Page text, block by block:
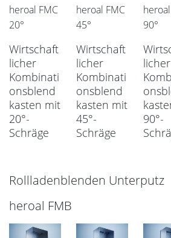
heroal FMC
20°
Wirtschaft
licher
Kombinati
onsblend
kasten mit
20°-
Schräge
heroal FMC
45°
Wirtschaft
licher
Kombinati
onsblend
kasten mit
45°-
Schräge
90°
licher
90°-
Rollladenblenden Unterputz
heroal FMB